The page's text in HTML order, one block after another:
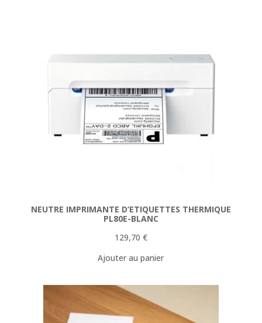
NEUTRE IMPRIMANTE D’ETIQUETTES THERMIQUE
PL80E-BLANC
129,70 €
Ajouter au panier